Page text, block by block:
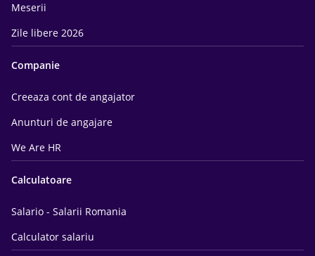
Meserii
Zile libere 2026
Companie
Creeaza cont de angajator
Anunturi de angajare
We Are HR
Calculatoare
Salario - Salarii Romania
Calculator salariu